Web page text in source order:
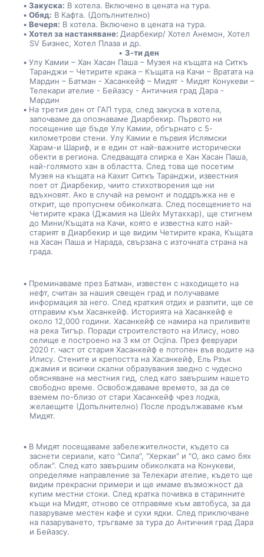
Закуска: В хотела. Включено в цената на тура.
Обяд: В Кафта. (Допълнително)
Вечеря: В хотела. Включено в цената на тура.
Хотел за настаняване: Диарбекир/ Хотел Анемон, Хотел
SV Бизнес, Хотел Плаза и др.
3-ти ден
Улу Камии – Хан Хасан Паша – Музея на къщата на Ситкъ
Таранджи – Четирите крака – Къщата на Качи – Вратата на
Мардин – Батман - Хасанкейф – Мидят - Мидят Конукеви –
Телекари ателие - Бейазсу - Античния град Дара -
Мардин
На третия ден от ГАП тура, след закуска в хотела,
започваме да опознаваме Диарбекир. Първото ни
посещение ще бъде Улу Камии, обгърнато с 5-
километрови стени. Улу Камии е първия Ислямски
Харам-и Шариф, и е един от най-важните исторически
обекти в региона. Следващата спирка е Хан Хасан Паша,
най-голямото хан в областта. След това ще посетим
Музея на къщата на Кахит Ситкъ Таранджи, известния
поет от Диарбекир, чиито стихотворения ще ни
вдъхновят. Ако в случай на ремонт и поддръжка не е
открит, ще пропуснем обиколката. След посещението на
Четирите крака (Джамия на Шейх Мутаххар), ще стигнем
до Мини/Къщата на Качи, която е известна като най-
старият в Диарбекир и ще видим Четирите крака, Къщата
на Хасан Паша и Нарада, свързана с източната страна на
града.
Преминаваме през Батман, известен с находището на
нефт, считан за нашия свещен град и получаваме
информация за него. След краткия отдих и разпити, ще се
отправим към Хасанкейф. Историята на Хасанкейф е
около 12,000 години. Хасанкейф се намира на приливите
на река Тигър. Поради строителството на Илису, ново
селище е построено на 3 км от Ocjina. През февруари
2020 г. част от стария Хасанкейф е потопен във водите на
Илису. Стените и крепостта на Хасанкейф, Ель Рзък
джамия и всички скални образувания заедно с чудесно
обясняване на местния гид, след като завършим нашето
свободно време. Освобождаваме времето, за да се
вземем по-близо от стари Хасанкейф чрез лодка,
желаещите (Допълнително) После продължаваме към
Мидят.
В Мидят посещаваме забележителности, където са
заснети сериали, като "Сила", "Херкаи" и "О, ако само бях
облак". След като завършим обиколката на Конукеви,
определяме направление за Телекари ателие, където ще
видим прекрасни примери и ще имаме възможност да
купим местни стоки. След кратка почивка в старинните
къщи на Мидят, отново се отправяме към автобуса, за да
пазаруваме местен кафе и сухи ядки. След приключване
на пазаруването, тръгваме за тура до Античния град Дара
и Бейазсу.